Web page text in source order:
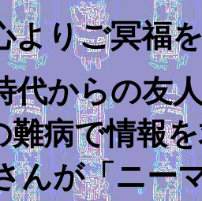
よりご冥福
代からの友
難病で情報
んが「ニー